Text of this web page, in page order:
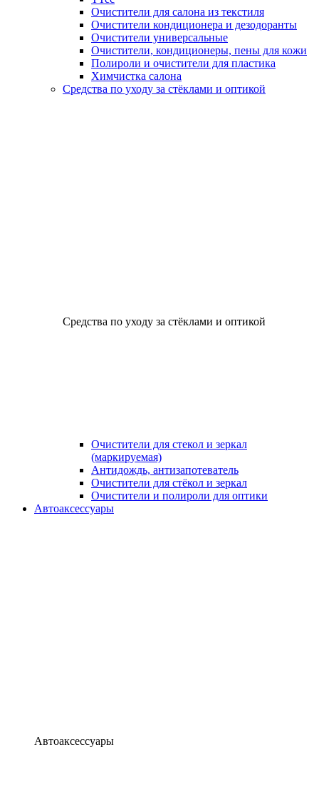
Очистители для салона из текстиля
Очистители кондиционера и дезодоранты
Очистители универсальные
Очистители, кондиционеры, пены для кожи
Полироли и очистители для пластика
Химчистка салона
Средства по уходу за стёклами и оптикой
Средства по уходу за стёклами и оптикой
Очистители для стекол и зеркал
(маркируемая)
Антидождь, антизапотеватель
Очистители для стёкол и зеркал
Очистители и полироли для оптики
Автоаксессуары
Автоаксессуары